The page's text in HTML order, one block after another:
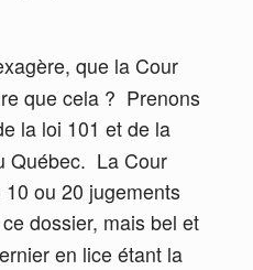
que la Cour
que cela ? Prenons
la loi 101 et de la
Québec. La Cour
10 ou 20 jugements
dossier, mais bel et
en lice étant la